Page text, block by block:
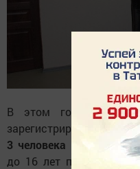
В этом году на
зарегистрировано
39
3 человека и 42
до 16 лет произошли
4